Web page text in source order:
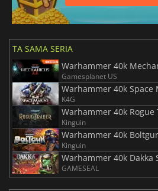
TA SAMA SERIA
Warhammer 40k
Gamesplanet US
Warhammer 40k Space
K4G
Warhammer 40k Rogue
Kinguin
Warhammer 40k
Kinguin
GAMESEAL